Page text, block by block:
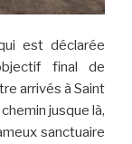
est déclarée
final de
arrivés à Saint
jusque là,
sanctuaire